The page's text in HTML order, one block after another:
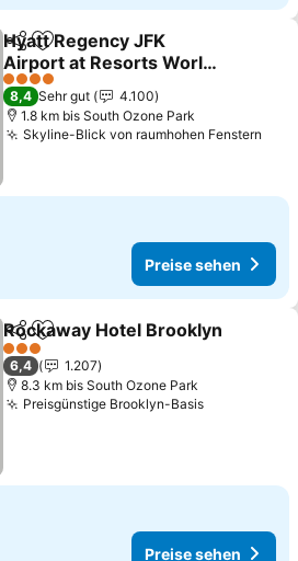
TeilenZu Favoriten hinzufügen
Hyatt Regency JFK
Airport at Resorts World
New York
Preise sehen
4 Sterne
8,4 Sehr gut
4.100
1.8 km bis South Ozone Park
Skyline-Blick von raumhohen Fenstern
Preise sehen
TeilenZu Favoriten hinzufügen
Rockaway Hotel Brooklyn
3 Sterne
6,4
1.207
8.3 km bis South Ozone Park
Preisgünstige Brooklyn-BasisPreise
Preise sehen